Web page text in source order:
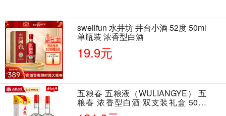
swellfun 水井坊 井台小酒 52度 50ml
单瓶装 浓香型白酒
19.9元
五粮春 五粮液（WULIANGYE） 五
粮春 浓香型白酒 双支装礼盒 50度
500ml*2瓶 含酒具